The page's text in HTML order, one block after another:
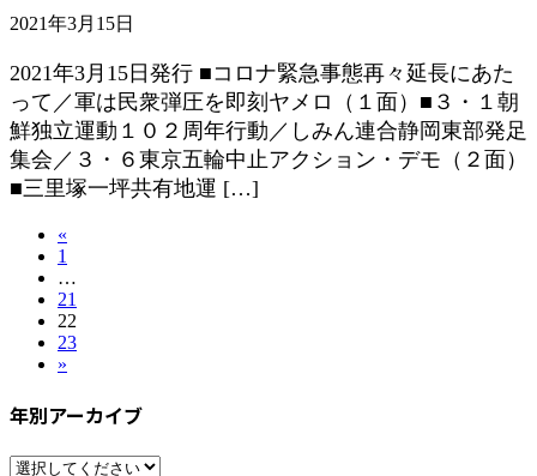
2021年3月15日
2021年3月15日発行 ■コロナ緊急事態再々延長にあた
って／軍は民衆弾圧を即刻ヤメロ（１面）■３・１朝
鮮独立運動１０２周年行動／しみん連合静岡東部発足
集会／３・６東京五輪中止アクション・デモ（２面）
■三里塚一坪共有地運 […]
ー
ジ
«
固
定
ペ
ー
ジ
1
…
固
定
ペ
ー
21
固
定
ペ
ジ
22
固
定
ー
23
»
年別アーカイブ